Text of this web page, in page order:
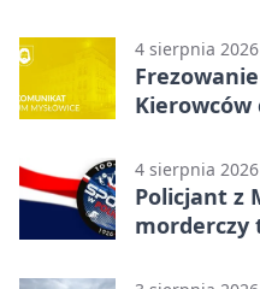
4 sierpnia 2026
4 sierpnia 2026
Policjant z
morderczy